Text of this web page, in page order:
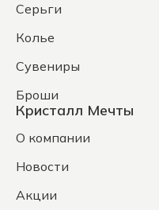
Серьги
Колье
Сувениры
Броши
Кристалл Мечты
О компании
Новости
Акции